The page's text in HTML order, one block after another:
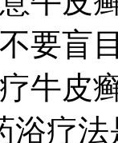
要盲
牛皮
浴疗